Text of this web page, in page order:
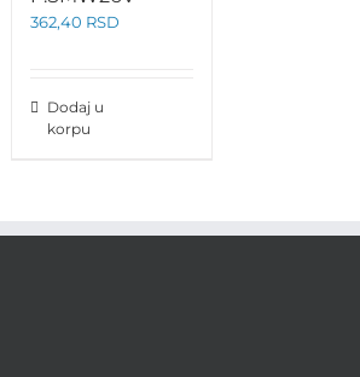
362,40 RSD
Dodaj u
korpu